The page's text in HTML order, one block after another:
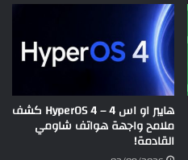
هايبر او اس 4 – HyperOS 4 كشف
ملامح واجهة هواتف شاومي
القادمة!